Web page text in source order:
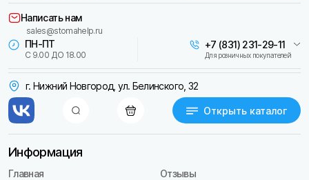
г. Нижний Новгород, ул. Белинского, 32
Открыть каталог
ПН-ПТ
С 9.00 ДО 18.00
+7 (831) 231-29-11
Для розничных покупателей
Написать нам
sales@stomahelp.ru
Информация
Главная
Отзывы